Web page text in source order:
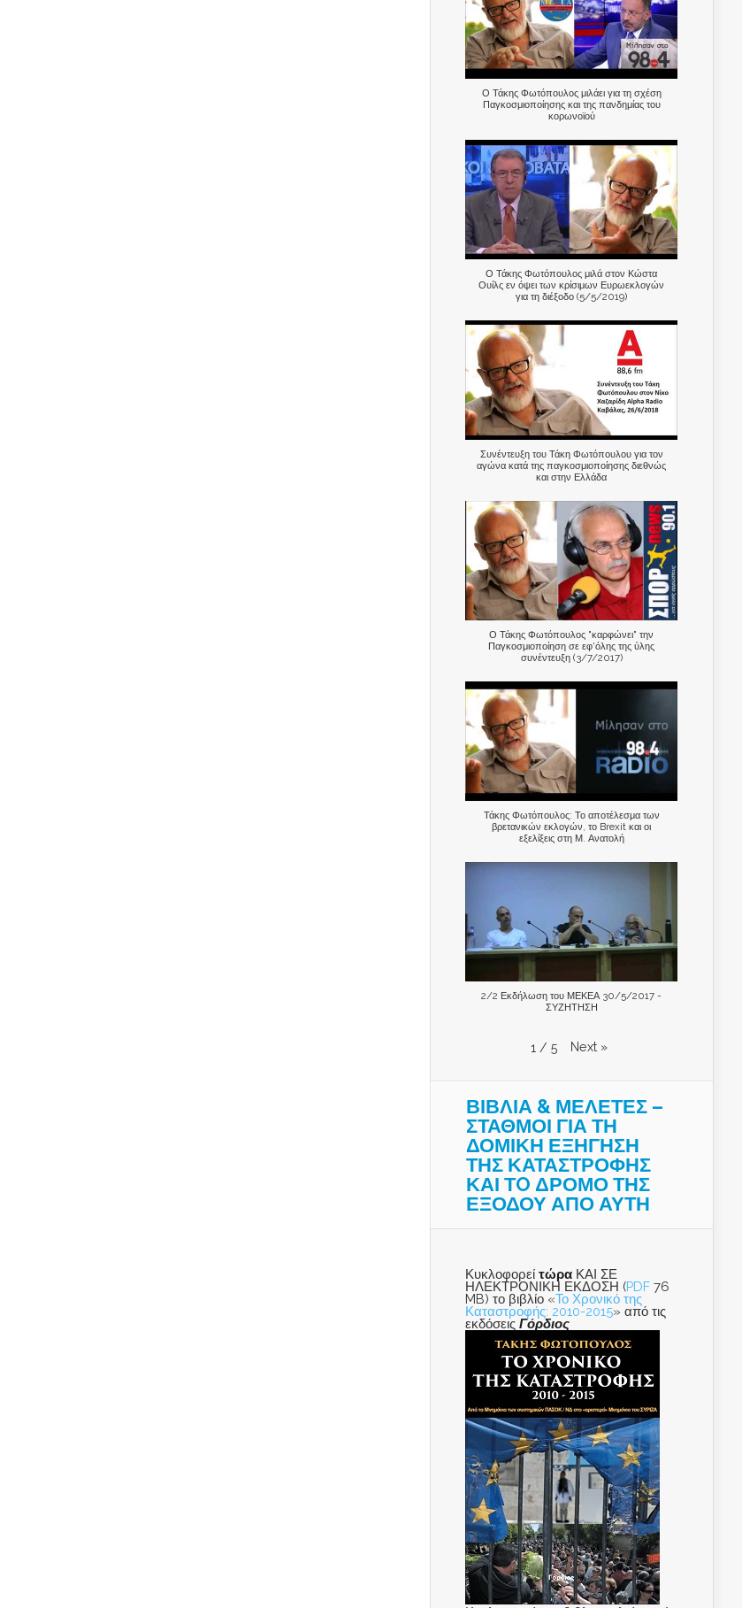
Ο Τάκης Φωτόπουλος μιλάει για τη σχέση
Παγκοσμιοποίησης και της πανδημίας του
κορωνοϊού
Ο Τάκης Φωτόπουλος μιλά στον Κώστα
Ουίλς εν όψει των κρίσιμων Ευρωεκλογών
για τη διέξοδο (5/5/2019)
Συνέντευξη του Τάκη Φωτόπουλου για τον
αγώνα κατά της παγκοσμιοποίησης διεθνώς
και στην Ελλάδα
Ο Τάκης Φωτόπουλος "καρφώνει" την
Παγκοσμιοποίηση σε εφ'όλης της ύλης
συνέντευξη (3/7/2017)
Τάκης Φωτόπουλος: Το αποτέλεσμα των
βρετανικών εκλογών, το Brexit και οι
εξελίξεις στη Μ. Ανατολή
2/2 Εκδήλωση του ΜΕΚΕΑ 30/5/2017 -
ΣΥΖΗΤΗΣΗ
1 / 5 Next »
ΒΙΒΛΙΑ & ΜΕΛΕΤΕΣ –
ΣΤΑΘΜΟΙ ΓΙΑ ΤΗ
ΔΟΜΙΚΗ ΕΞΗΓΗΣΗ
ΤΗΣ ΚΑΤΑΣΤΡΟΦΗΣ
ΚΑΙ ΤO ΔΡΟΜΟ ΤΗΣ
ΕΞΟΔΟΥ ΑΠΟ ΑΥΤΗ
Κυκλοφορεί τώρα ΚΑΙ ΣΕ
ΗΛΕΚΤΡΟΝΙΚΗ ΕΚΔΟΣΗ (PDF 76
MB) το βιβλίο «Το Χρονικό της
Καταστροφής: 2010-2015» από τις
εκδόσεις Γόρδιος